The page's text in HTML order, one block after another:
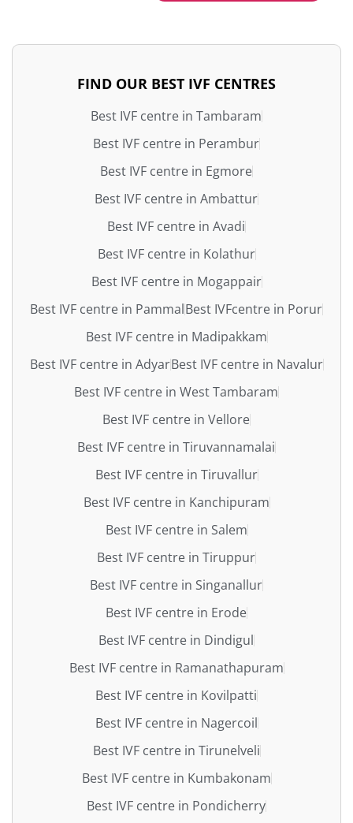
FIND OUR BEST IVF CENTRES
Best IVF centre in Tambaram
Best IVF centre in Perambur
Best IVF centre in Egmore
Best IVF centre in Ambattur
Best IVF centre in Avadi
Best IVF centre in Kolathur
Best IVF centre in Mogappair
Best IVF centre in PammalBest IVFcentre in Porur
Best IVF centre in Madipakkam
Best IVF centre in AdyarBest IVF centre in Navalur
Best IVF centre in West Tambaram
Best IVF centre in Vellore
Best IVF centre in Tiruvannamalai
Best IVF centre in Tiruvallur
Best IVF centre in Kanchipuram
Best IVF centre in Salem
Best IVF centre in Tiruppur
Best IVF centre in Singanallur
Best IVF centre in Erode
Best IVF centre in Dindigul
Best IVF centre in Ramanathapuram
Best IVF centre in Kovilpatti
Best IVF centre in Nagercoil
Best IVF centre in Tirunelveli
Best IVF centre in Kumbakonam
Best IVF centre in Pondicherry